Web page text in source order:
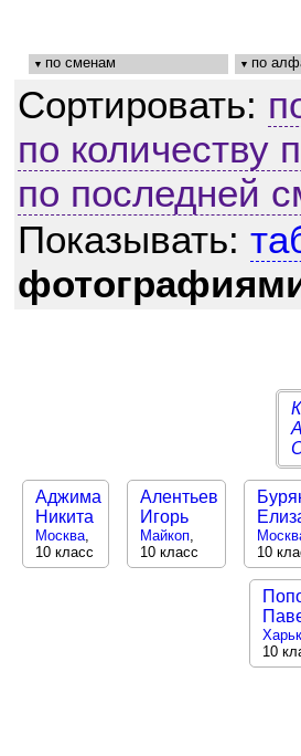
по сменам по
Сортировать:
по количеству
по последней
Показывать:
Аджима
Никита
Москва,
10 класс
Алентьев
Игорь
Майкоп,
10 класс
10
10